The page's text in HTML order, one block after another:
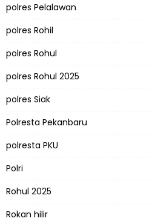
polres Pelalawan
polres Rohil
polres Rohul
polres Rohul 2025
polres Siak
Polresta Pekanbaru
polresta PKU
Polri
Rohul 2025
Rokan hilir